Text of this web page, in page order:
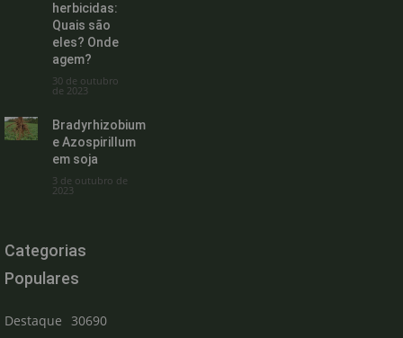
herbicidas:
Quais são
eles? Onde
agem?
30 de outubro
de 2023
Bradyrhizobium
e Azospirillum
em soja
3 de outubro de
2023
Categorias
Populares
Destaque
30690